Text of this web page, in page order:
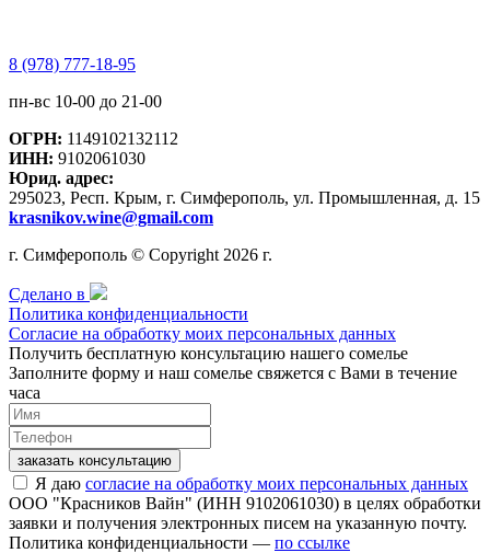
8 (978) 777-18-95
пн-вс 10-00 до 21-00
ОГРН: 1149102132112
ИНН: 9102061030
Юрид. адрес:
295023, Респ. Крым, г. Симферополь, ул. Промышленная, д. 15
krasnikov.wine@gmail.com
г. Симферополь © Copyright 2026 г.
Сделано в
Политика конфиденциальности
Согласие на обработку моих персональных данных
Получить бесплатную консультацию нашего сомелье
Заполните форму и наш сомелье свяжется с Вами в течение
часа
заказать консультацию
Я даю согласие на обработку моих персональных данных
ООО "Красников Вайн" (ИНН 9102061030) в целях обработки
заявки и получения электронных писем на указанную почту.
Политика конфиденциальности — по ссылке